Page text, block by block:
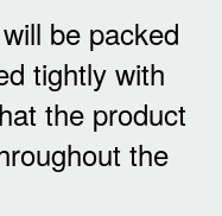
be packed
tightly with
the product
the